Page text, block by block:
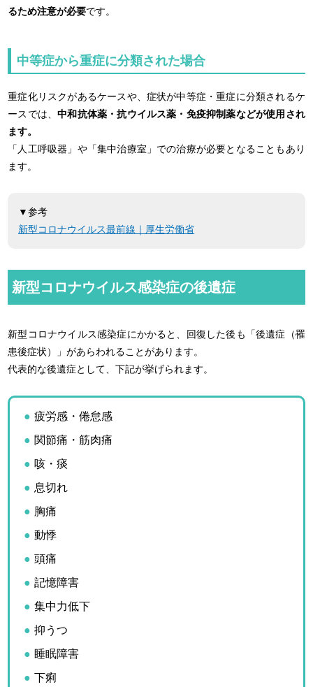
るため注意が必要です。
中等症から重症に分類された場合
重症化リスクがあるケースや、症状が中等症・重症に分類されるケ
ースでは、中和抗体薬・抗ウイルス薬・免疫抑制薬などが使用され
ます。
「人工呼吸器」や「集中治療室」での治療が必要となることもあり
ます。
▼参考
新型コロナウイルス最前線｜厚生労働省
新型コロナウイルス感染症の後遺症
新型コロナウイルス感染症にかかると、回復した後も「後遺症（罹
患後症状）」があらわれることがあります。
代表的な後遺症として、下記が挙げられます。
疲労感・倦怠感
関節痛・筋肉痛
咳・痰
息切れ
胸痛
動悸
頭痛
記憶障害
集中力低下
抑うつ
睡眠障害
下痢